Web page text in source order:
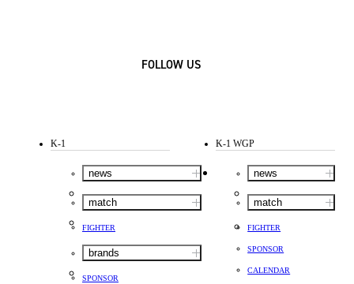
FOLLOW US
K-1
news
match
FIGHTER
brands
SPONSOR
K-1 WGP
news
match
FIGHTER
SPONSOR
CALENDAR